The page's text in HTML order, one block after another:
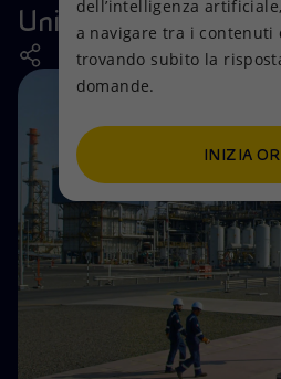
Mission e valori
Persone e Partnership
Net Zero
Modello satellitare
Energia accessibile
Innovazione
Scenari energetici
Diversificazione energetica
Tecnologie per la transizione
Collaborazioni per
Attività nel mondo
Casa
Imprese
Mobilità
Uniti
dell’intelligenza
a navigare tra i contenuti
trovando subito la
domande.
INIZIA